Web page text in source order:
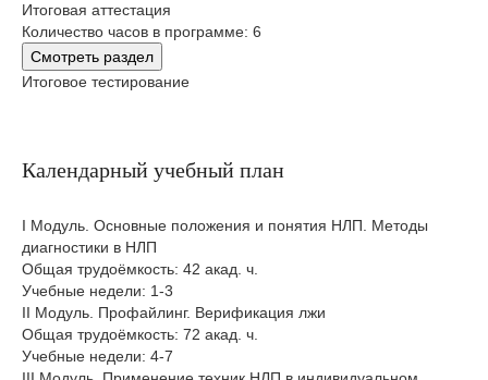
Итоговая аттестация
Количество часов в программе: 6
Смотреть раздел
Итоговое тестирование
Календарный учебный план
I Модуль. Основные положения и понятия НЛП. Методы
диагностики в НЛП
Общая трудоёмкость: 42 акад. ч.
Учебные недели: 1-3
II Модуль. Профайлинг. Верификация лжи
Общая трудоёмкость: 72 акад. ч.
Учебные недели: 4-7